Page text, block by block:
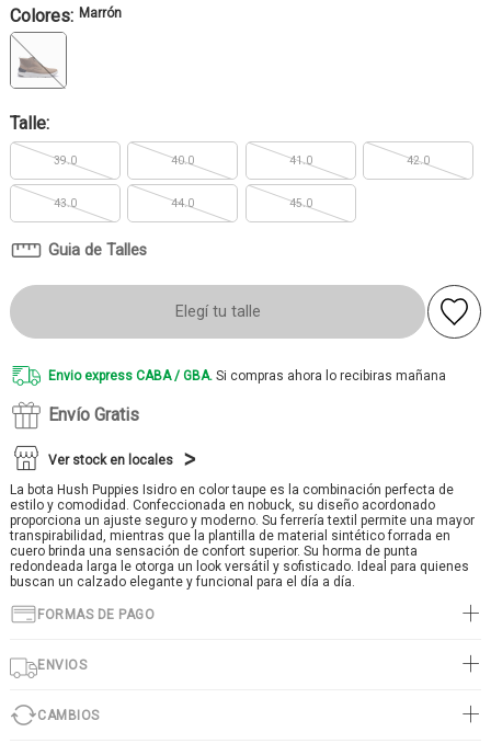
Colores: Marrón
Talle:
39.0 40.0 41.0 42.0
43.0 44.0 45.0
Guia de Talles
Elegí tu talle
Envio express CABA / GBA. Si compras ahora lo recibiras mañana
Envío Gratis
Ver stock en locales
La bota Hush Puppies Isidro en color taupe es la combinación perfecta de
estilo y comodidad. Confeccionada en nobuck, su diseño acordonado
proporciona un ajuste seguro y moderno. Su ferrería textil permite una mayor
transpirabilidad, mientras que la plantilla de material sintético forrada en
cuero brinda una sensación de confort superior. Su horma de punta
redondeada larga le otorga un look versátil y sofisticado. Ideal para quienes
buscan un calzado elegante y funcional para el día a día.
FORMAS DE PAGO
ENVIOS
CAMBIOS